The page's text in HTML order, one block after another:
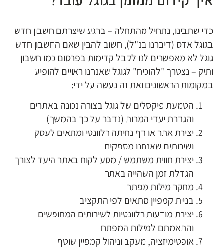
כדי שתבינו, נתחיל מהתחלה – ברגע שיצרתם חשבון חדש
בגוגל אדס (דיברנו בנ"ל), חשוב להבין שאם החשבון חדש
גוגל לא מאפשרים לנו לקבל קדימות בפרסום כמו חשבון
ותיק – נצטרך "להוכיח" לגוגל שאנחנו ראויים להופיע
במקומות הראשונים ואת זה נעשה על ידי:
הטמעת פיקסלים של גוגל בצורה נכונה באתרים
והגדרת יעדי המרות (נדבר על כך בהמשך)
יצירת אתר או דף נחיתה רלוונטי ומתאים לעסק
ושירותים שאנחנו מספקים
יצירת חווית משתמש / מסע לקוח באתר היעד לצורך
הגדלת זמן השהייה באתר
מחקר מילות מפתח
בניית קמפיין מתאים לפי התקציב
יצירת מודעות רלוונטיות לשירותים המחופשים
והתאמתם למילות המפתח
אופטימיזציה, מעקב וניהול קמפיין שוטף